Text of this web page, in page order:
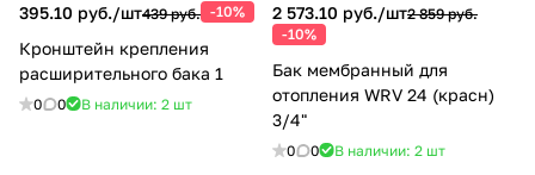
395.10 руб./шт439 руб. -10%
Кронштейн крепления
расширительного бака 1
0 0 В наличии: 2 шт
2 573.10 руб./шт2 859 руб.
-10%
Бак мембранный для
отопления WRV 24 (красн)
3/4"
0 0 В наличии: 2 шт